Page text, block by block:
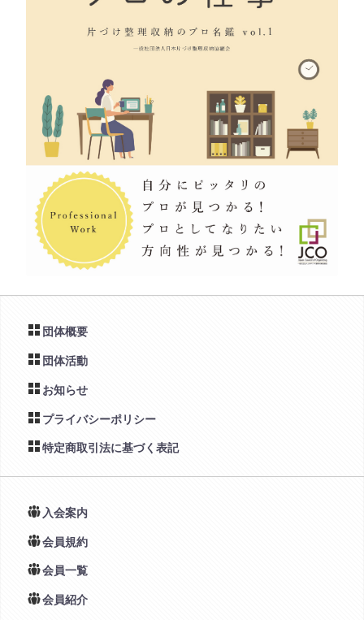
団体概要
団体活動
お知らせ
プライバシーポリシー
特定商取引法に基づく表記
入会案内
会員規約
会員一覧
会員紹介